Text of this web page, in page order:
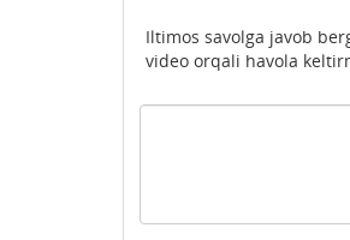
Iltimos savolga javob
video orqali havola